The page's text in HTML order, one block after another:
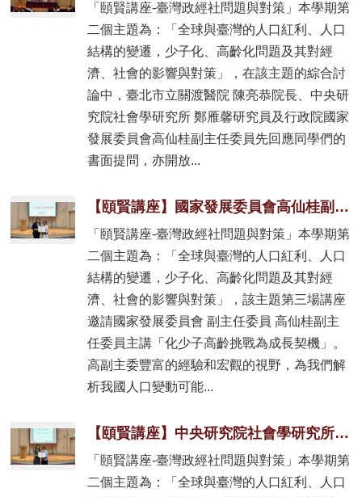
「頤賢講座-臺灣政經社問題與對策」本學期第
二個主題為：「全球與臺灣的人口紅利、人口
結構的變遷，少子化、高齡化問題及其對經
濟、社會的影響與對策」，在該主題的綜合討
論中，臺北市立關渡醫院 陳亮恭院長、中央研
究院社會學研究所 鄭雁馨研究員及行政院國家
發展委員會高仙桂副主任委員先回應同學們的
書面提問，亦開放...
【頤賢講座】國家發展委員會高仙桂副主委: 「化少子高齡挑戰為成長契機」-2025.10.30
「頤賢講座-臺灣政經社問題與對策」本學期第
二個主題為：「全球與臺灣的人口紅利、人口
結構的變遷，少子化、高齡化問題及其對經
濟、社會的影響與對策」，該主題第三場講座
邀請國家發展委員會 副主任委員 高仙桂副主
任委員主講「化少子高齡挑戰為成長契機」。
高副主委豐富的經驗和宏觀的視野，為我們解
析我國人口變動可能...
【頤賢講座】中央研究院社會學研究所鄭雁馨研究員: 「臺灣低生育率現象與相關政策」-2025.10.16
「頤賢講座-臺灣政經社問題與對策」本學期第
二個主題為：「全球與臺灣的人口紅利、人口